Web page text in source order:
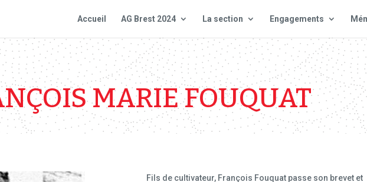
Accueil AG Brest 2024 La section Engagements
MARIE FOUQUAT
Fils de cultivateur, François Fouquat passe son brevet et